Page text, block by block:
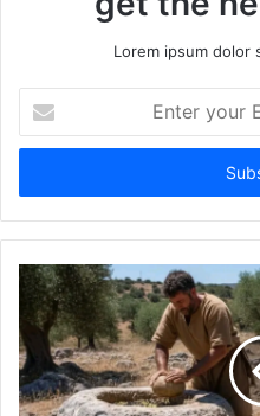
Lorem ipsum dolor
your
Email